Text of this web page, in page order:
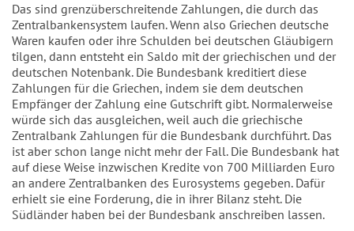
Das sind grenzüberschreitende Zahlungen, die durch das
Zentralbankensystem laufen. Wenn also Griechen deutsche
Waren kaufen oder ihre Schulden bei deutschen Gläubigern
tilgen, dann entsteht ein Saldo mit der griechischen und der
deutschen Notenbank. Die Bundesbank kreditiert diese
Zahlungen für die Griechen, indem sie dem deutschen
Empfänger der Zahlung eine Gutschrift gibt. Normalerweise
würde sich das ausgleichen, weil auch die griechische
Zentralbank Zahlungen für die Bundesbank durchführt. Das
ist aber schon lange nicht mehr der Fall. Die Bundesbank hat
auf diese Weise inzwischen Kredite von 700 Milliarden Euro
an andere Zentralbanken des Eurosystems gegeben. Dafür
erhielt sie eine Forderung, die in ihrer Bilanz steht. Die
Südländer haben bei der Bundesbank anschreiben lassen.